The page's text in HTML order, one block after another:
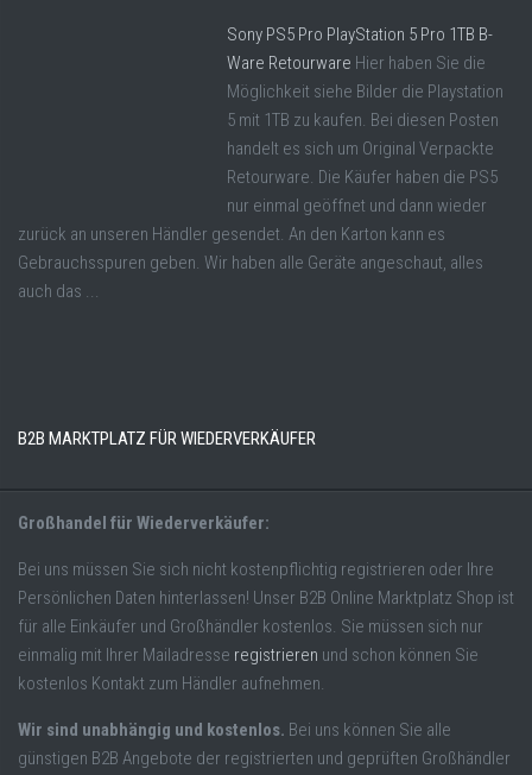
Sony PS5 Pro PlayStation 5 Pro 1TB B-
Ware Retourware Hier haben Sie die
Möglichkeit siehe Bilder die Playstation
5 mit 1TB zu kaufen. Bei diesen Posten
handelt es sich um Original Verpackte
Retourware. Die Käufer haben die PS5
nur einmal geöffnet und dann wieder
zurück an unseren Händler gesendet. An den Karton kann es
Gebrauchsspuren geben. Wir haben alle Geräte angeschaut, alles
auch das ...
B2B MARKTPLATZ FÜR WIEDERVERKÄUFER
Großhandel für Wiederverkäufer:
Bei uns müssen Sie sich nicht kostenpflichtig registrieren oder Ihre
Persönlichen Daten hinterlassen! Unser B2B Online Marktplatz Shop ist
für alle Einkäufer und Großhändler kostenlos. Sie müssen sich nur
einmalig mit Ihrer Mailadresse registrieren und schon können Sie
kostenlos Kontakt zum Händler aufnehmen.
Wir sind unabhängig und kostenlos. Bei uns können Sie alle
günstigen B2B Angebote der registrierten und geprüften Großhändler